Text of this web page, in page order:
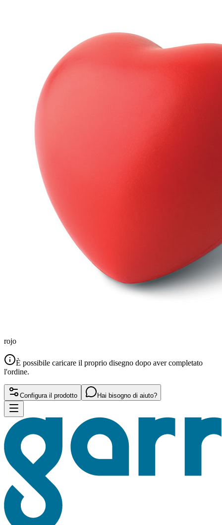
rojo
È possibile caricare il proprio disegno dopo aver completato
l'ordine.
Configura il prodotto Hai bisogno di aiuto?